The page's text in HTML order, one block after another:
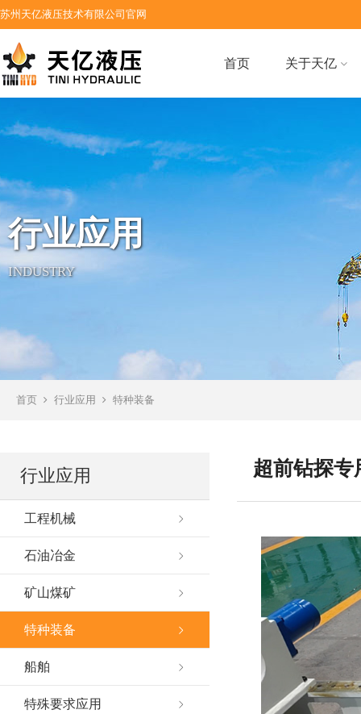
苏州天亿液压技术有限公司官网
首页 关于天亿
行业应用
INDUSTRY
首页 行业应用 特种装备
行业应用
工程机械
石油冶金
矿山煤矿
特种装备
船舶
特殊要求应用
超前钻探专